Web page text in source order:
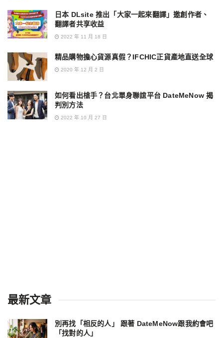
日本 DLsite 推出「大家一起來翻譯」邀創作者、
翻譯者共享收益
2022 年 11 月 18 日
精品購物擔心貨源真假？IFCHIC正貨產地直送全球
2020 年 12 月 2 日
如何看出槍手？台北單身聯誼平台 DateMeNow 揭
判別方法
2022 年 10 月 27 日
最新文章
別再找「相反的人」 跟著 DateMeNow跟我約會吧
「找對的人」